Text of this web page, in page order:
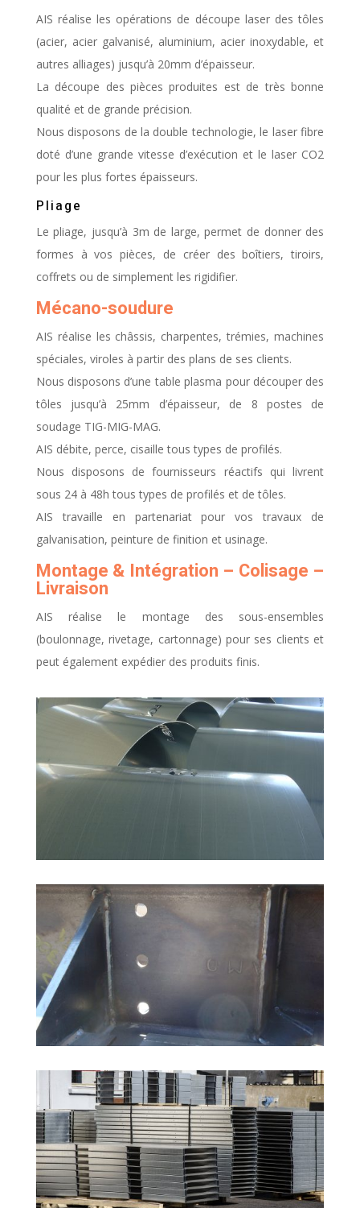
AIS réalise les opérations de découpe laser des tôles
(acier, acier galvanisé, aluminium, acier inoxydable, et
autres alliages) jusqu’à 20mm d’épaisseur.
La découpe des pièces produites est de très bonne
qualité et de grande précision.
Nous disposons de la double technologie, le laser fibre
doté d’une grande vitesse d’exécution et le laser CO2
pour les plus fortes épaisseurs.
Pliage
Le pliage, jusqu’à 3m de large, permet de donner des
formes à vos pièces, de créer des boîtiers, tiroirs,
coffrets ou de simplement les rigidifier.
Mécano-soudure
AIS réalise les châssis, charpentes, trémies, machines
spéciales, viroles à partir des plans de ses clients.
Nous disposons d’une table plasma pour découper des
tôles jusqu’à 25mm d’épaisseur, de 8 postes de
soudage TIG-MIG-MAG.
AIS débite, perce, cisaille tous types de profilés.
Nous disposons de fournisseurs réactifs qui livrent
sous 24 à 48h tous types de profilés et de tôles.
AIS travaille en partenariat pour vos travaux de
galvanisation, peinture de finition et usinage.
Montage & Intégration – Colisage –
Livraison
AIS réalise le montage des sous-ensembles
(boulonnage, rivetage, cartonnage) pour ses clients et
peut également expédier des produits finis.